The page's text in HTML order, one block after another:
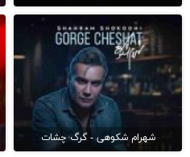
شهرام شکوهی - گرگ چشات